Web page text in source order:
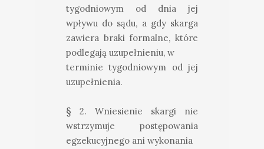
tygodniowym od dnia jej
wpływu do sądu, a gdy skarga
zawiera braki formalne, które
podlegają uzupełnieniu, w
terminie tygodniowym od jej
uzupełnienia.
§ 2. Wniesienie skargi nie
wstrzymuje postępowania
egzekucyjnego ani wykonania